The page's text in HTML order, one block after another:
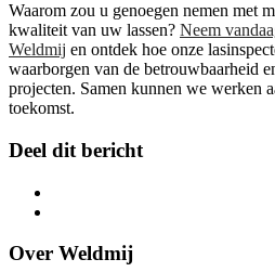
Waarom zou u genoegen nemen met
kwaliteit van uw lassen? Neem
Weldmij en ontdek hoe onze
waarborgen van de betrouwbaarheid
projecten. Samen kunnen we werken
toekomst.
Deel dit bericht
Over Weldmij